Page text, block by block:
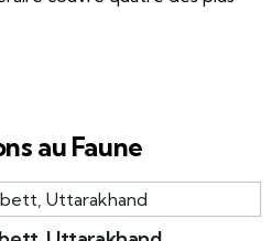
au Faune